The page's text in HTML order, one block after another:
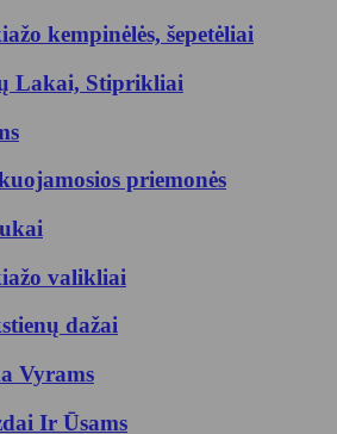
kempinėlės, šepetėliai
Lakai, Stiprikliai
priemonės
valikliai
dažai
Vyrams
Ir Ūsams